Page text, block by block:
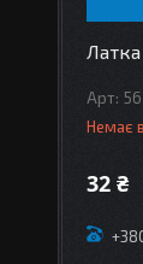
Немає
32 ₴